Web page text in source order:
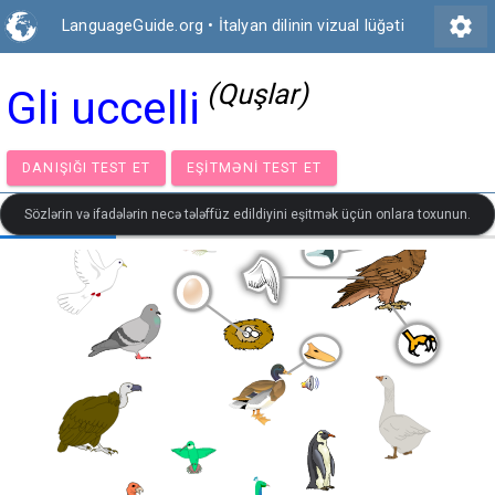
LanguageGuide.org • İtalyan dilinin vizual lüğəti settings
Gli uccelli (Quşlar)
DANIŞIĞI TEST ET EŞITMƏNI TEST ET
Sözlərin və ifadələrin necə tələffüz edildiyini eşitmək üçün onlara toxunun.